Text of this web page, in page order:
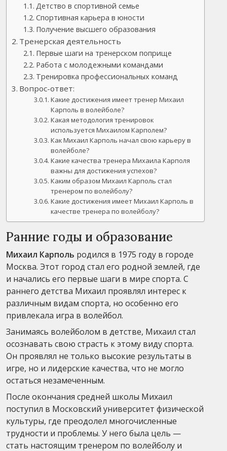
Детство в спортивной семье
Спортивная карьера в юности
Получение высшего образования
Тренерская деятельность
Первые шаги на тренерском поприще
Работа с молодежными командами
Тренировка профессиональных команд
Вопрос-ответ:
Какие достижения имеет тренер Михаил
Карполь в волейболе?
Какая методология тренировок
используется Михаилом Карполем?
Как Михаил Карполь начал свою карьеру в
волейболе?
Какие качества тренера Михаила Карполя
важны для достижения успехов?
Каким образом Михаил Карполь стал
тренером по волейболу?
Какие достижения имеет Михаил Карполь в
качестве тренера по волейболу?
Ранние годы и образование
Михаил Карполь родился в 1975 году в городе
Москва. Этот город стал его родной землей, где
и начались его первые шаги в мире спорта. С
раннего детства Михаил проявлял интерес к
различным видам спорта, но особенно его
привлекала игра в волейбол.
Занимаясь волейболом в детстве, Михаил стал
осознавать свою страсть к этому виду спорта.
Он проявлял не только высокие результаты в
игре, но и лидерские качества, что не могло
остаться незамеченным.
После окончания средней школы Михаил
поступил в Московский университет физической
культуры, где преодолел многочисленные
трудности и проблемы. У него была цель —
стать настоящим тренером по волейболу и